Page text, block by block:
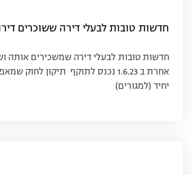
חדשות טובות לבעלי דירה ששוכרים
חדשות טובות לבעלי דירה שמשכירים אותה
אחרת ב 1.6.23 נכנס לתוקף תיקון
יחיד (למגורים)